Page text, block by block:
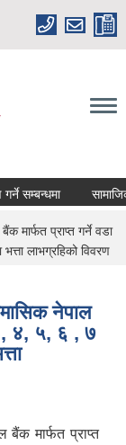
सम्बन्धमा
मार्फत प्राप्त गर्ने वडा
लाभग्रहिको विवरण
नेपाल
४, ५, ६ , ७
बैंक मार्फत प्राप्त